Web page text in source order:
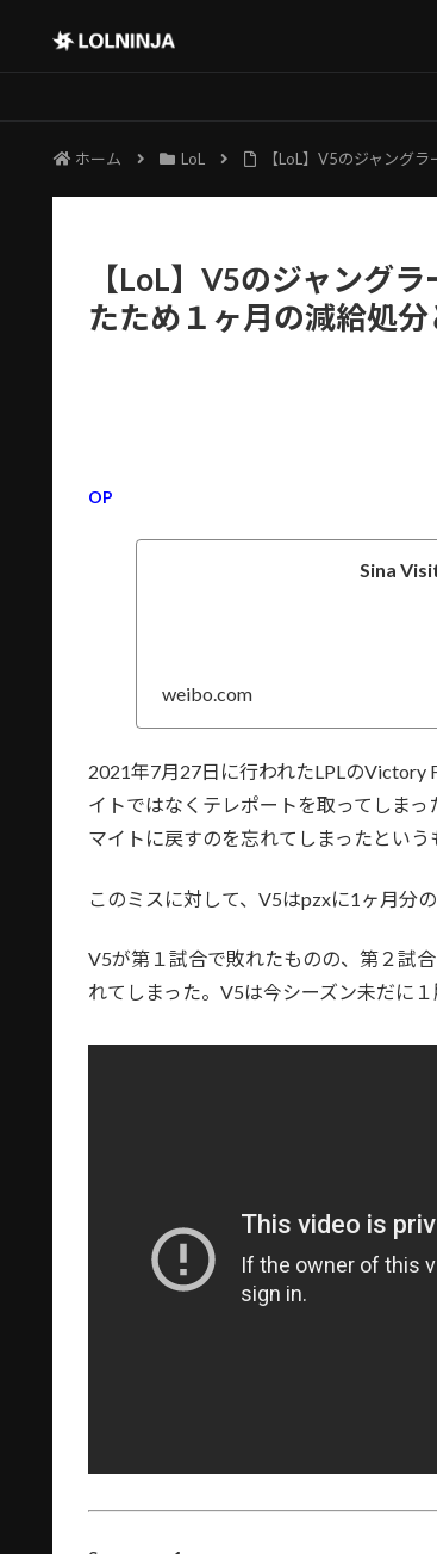
ホーム LoL 【LoL】V5のジャング
【LoL】V5のジャング
たため１ヶ月の減給処分
OP
Sina
weibo.com
2021年7月27日に行われたLPLのVictory
イトではなくテレポートを取ってしま
マイトに戻すのを忘れてしまったという
このミスに対して、V5はpzxに1ヶ月分
V5が第１試合で敗れたものの、第２試
れてしまった。V5は今シーズン未だに